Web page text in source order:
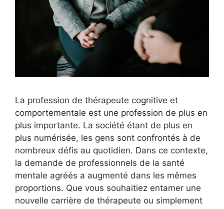
La profession de thérapeute cognitive et
comportementale est une profession de plus en
plus importante. La société étant de plus en
plus numérisée, les gens sont confrontés à de
nombreux défis au quotidien. Dans ce contexte,
la demande de professionnels de la santé
mentale agréés a augmenté dans les mêmes
proportions. Que vous souhaitiez entamer une
nouvelle carrière de thérapeute ou simplement